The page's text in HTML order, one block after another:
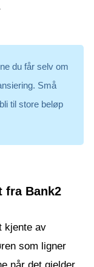
du får selv om
Små
til store beløp
fra Bank2
kjente av
som ligner